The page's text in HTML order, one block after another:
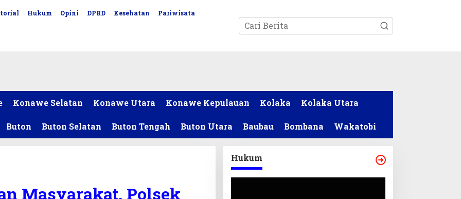
Hukum Opini DPRD Kesehatan Pariwisata
Konawe Selatan Konawe Utara Konawe Kepulauan Kolaka Kolaka Utara
Buton Buton Selatan Buton Tengah Buton Utara Baubau Bombana Wakatobi
Masyarakat, Polsek
Hukum